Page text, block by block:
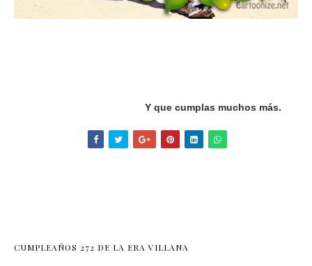
Y que cumplas muchos más.
CUMPLEAÑOS 272 DE LA ERA VILLANA